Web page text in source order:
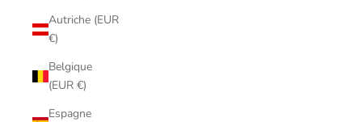
Autriche (EUR
€)
Belgique
(EUR €)
Espagne